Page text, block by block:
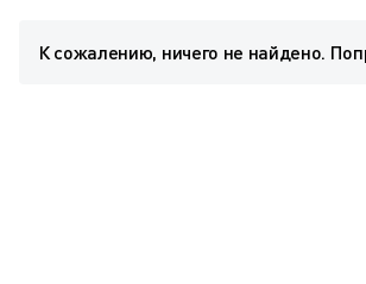
К сожалению, ничего не найдено.